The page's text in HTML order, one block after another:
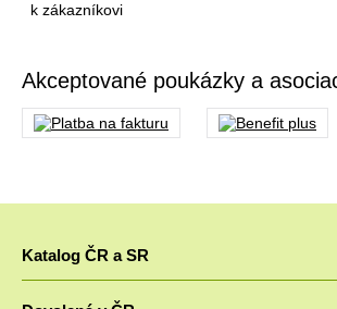
k zákazníkovi
Akceptované poukázky a
Katalog ČR a SR